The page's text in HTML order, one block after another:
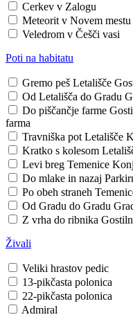
Cerkev v Zalogu
Meteorit v Novem mestu
Veledrom v Češči vasi
Poti na habitatu
Gremo peš Letališče
Od Letališča do Gradu
Do piščančje farme
farma
Travniška pot Letališče
Kratko s kolesom
Levi breg Temenice
Do mlake in nazaj
Po obeh straneh
Od Gradu do Gradu
Z vrha do ribnika
Živali
Veliki hrastov pedic
13-pikčasta polonica
22-pikčasta polonica
Admiral